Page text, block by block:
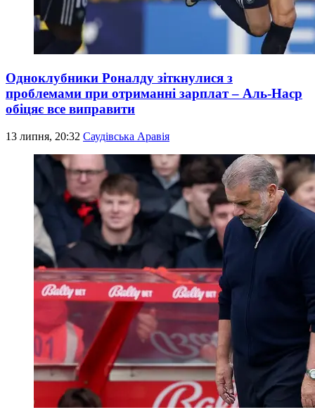
Одноклубники Роналду зіткнулися з
проблемами при отриманні зарплат – Аль-Наср
обіцяє все виправити
13 липня, 20:32 Саудівська Аравія